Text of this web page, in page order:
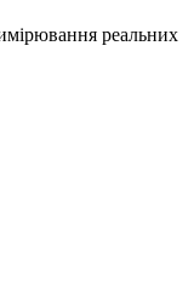
реальних